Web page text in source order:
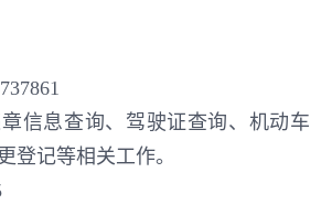
信息查询、驾驶证查询、机动车
登记等相关工作。